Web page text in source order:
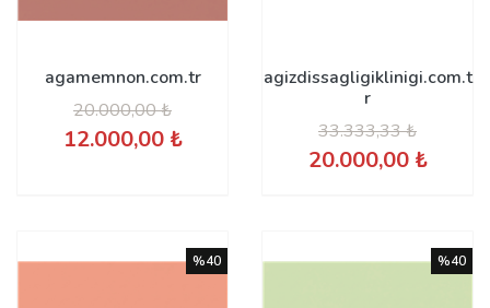
agamemnon.com.tr
20.000,00 ₺
12.000,00 ₺
agizdissagligiklinigi.com.t
r
33.333,33 ₺
20.000,00 ₺
%40 %40